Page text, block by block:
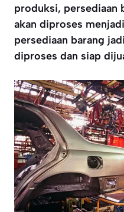
produksi, persediaan
akan diproses
persediaan barang
diproses dan siap